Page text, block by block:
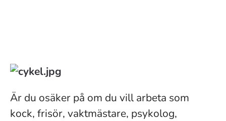
Är du osäker på om du vill arbeta som
kock, frisör, vaktmästare, psykolog,